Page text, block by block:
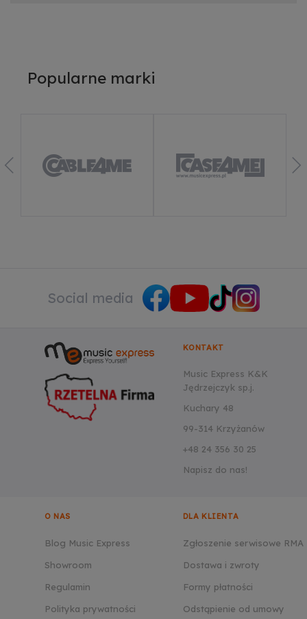
Popularne marki
Social media
KONTAKT
Music Express K&K
Jędrzejczyk sp.j.
Kuchary 48
99-314 Krzyżanów
+48 24 356 30 25
Napisz do nas!
O NAS
Blog Music Express
Showroom
Regulamin
Polityka prywatności
DLA KLIENTA
Zgłoszenie serwisowe RMA
Dostawa i zwroty
Formy płatności
Odstąpienie od umowy